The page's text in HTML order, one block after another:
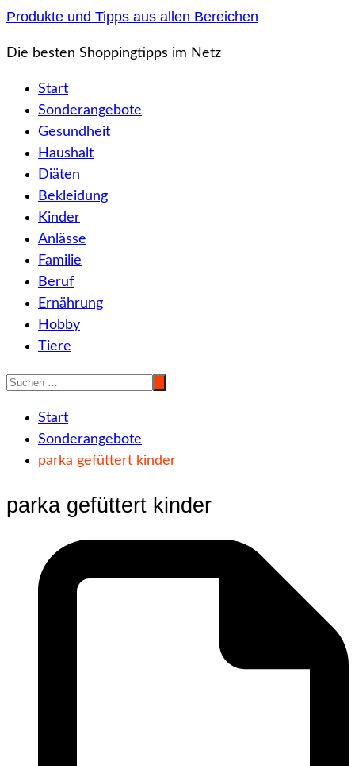
Zum
springen
Produkte und Tipps aus allen Bereichen
Die besten Shoppingtipps im Netz
Start
Sonderangebote
Gesundheit
Haushalt
Diäten
Bekleidung
Kinder
Anlässe
Familie
Beruf
Ernährung
Hobby
Tiere
Start
Sonderangebote
parka gefüttert kinder
parka gefüttert kinder